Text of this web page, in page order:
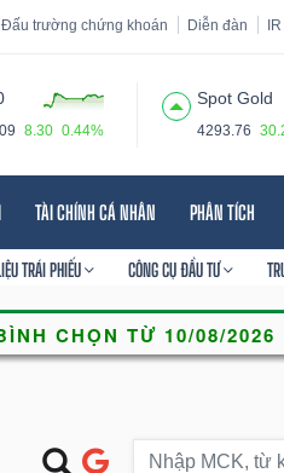
Đấu trường chứng khoán Diễn đàn
8.30 0.44%
Spot Gold
4293.76
TÀI CHÍNH CÁ NHÂN PHÂN TÍCH
TRÁI PHIẾU CÔNG CỤ ĐẦU TƯ